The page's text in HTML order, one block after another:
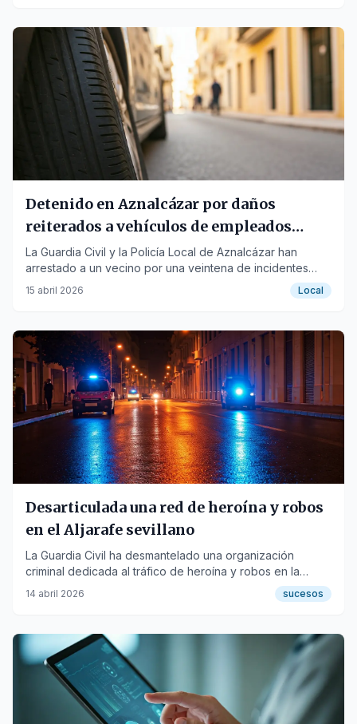
Detenido en Aznalcázar por daños
reiterados a vehículos de empleados
municipales
La Guardia Civil y la Policía Local de Aznalcázar han
arrestado a un vecino por una veintena de incidentes
contra coches de trabajadores del Ayuntamiento.
15 abril 2026 Local
Desarticulada una red de heroína y robos
en el Aljarafe sevillano
La Guardia Civil ha desmantelado una organización
criminal dedicada al tráfico de heroína y robos en la
comarca del Aljarafe, con doce detenidos y ocho
14 abril 2026 sucesos